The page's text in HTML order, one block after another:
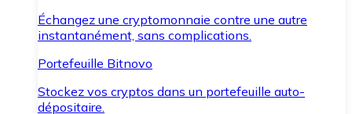
Échangez une cryptomonnaie contre une autre
instantanément, sans complications.
Portefeuille Bitnovo
Stockez vos cryptos dans un portefeuille auto-
dépositaire.